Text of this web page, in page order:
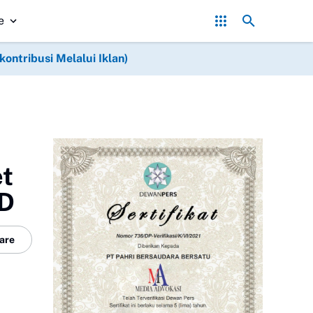
Babinsa dan Warga Cor pondasi Jembatan Gantung di Desa
Melalui Iklan)